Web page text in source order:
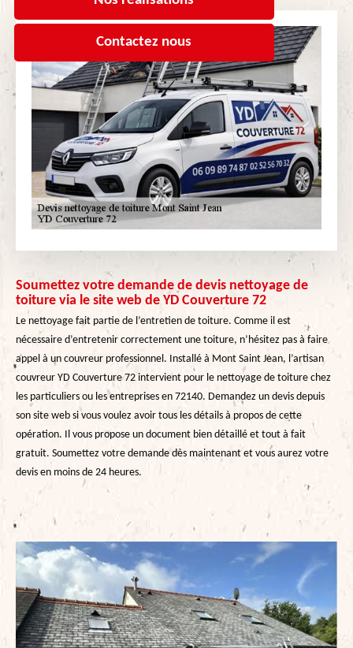
Contactez nous
Soumettez votre demande de devis nettoyage de
toiture via le site web de YD Couverture 72
Le nettoyage fait partie de l’entretien de toiture. Comme il est
nécessaire d’entretenir correctement une toiture, n’hésitez pas à faire
appel à un couvreur professionnel. Installé à Mont Saint Jean, l’artisan
couvreur YD Couverture 72 intervient pour le nettoyage de toiture chez
les particuliers ou les entreprises en 72140. Demandez un devis depuis
son site web si vous voulez avoir tous les détails à propos de cette
opération. Il vous propose un document bien détaillé et tout à fait
gratuit. Soumettez votre demande dès maintenant et vous aurez votre
devis en moins de 24 heures.